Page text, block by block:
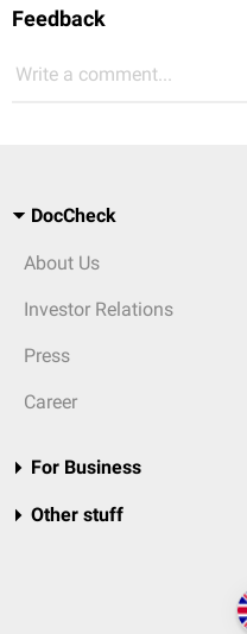
Feedback
Write a comment...
DocCheck
About Us
Investor Relations
Press
Career
For Business
Other stuff